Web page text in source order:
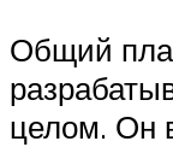
Общий
целом. Он